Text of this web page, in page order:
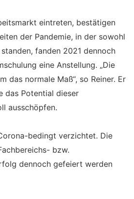
eintreten, bestätigen
der Pandemie, in der sowohl
fanden 2021 dennoch
eine Anstellung. „Die
das normale Maß“, so Reiner. Er
das Potential dieser
ausschöpfen.
bedingt verzichtet. Die
bzw.
dennoch gefeiert werden